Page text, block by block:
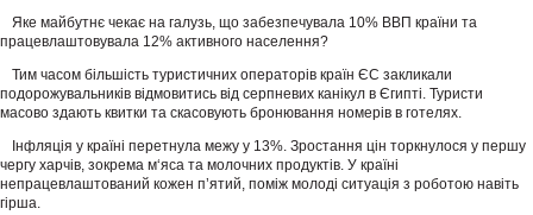
Яке майбутнє чекає на галузь, що забезпечувала 10% ВВП країни та
працевлаштовувала 12% активного населення?
Тим часом більшість туристичних операторів країн ЄС закликали
подорожувальників відмовитись від серпневих канікул в Єгипті. Туристи
масово здають квитки та скасовують бронювання номерів в готелях.
Інфляція у країні перетнула межу у 13%. Зростання цін торкнулося у першу
чергу харчів, зокрема м‘яса та молочних продуктів. У країні
непрацевлаштований кожен п’ятий, поміж молоді ситуація з роботою навіть
гірша.